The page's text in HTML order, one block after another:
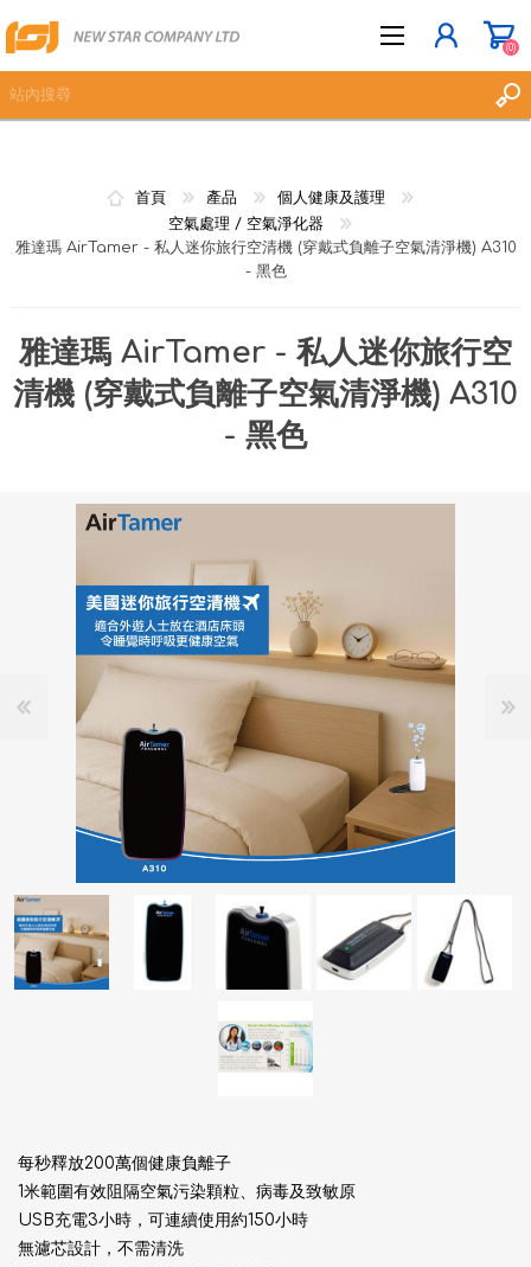
願望清單
(0)
首頁 產品
個人健康及護理
空氣處理 / 空氣淨化器
雅達瑪 AirTamer - 私人迷你旅行空清機 (穿戴式負離子空氣清淨機) A310
- 黑色
雅達瑪 AirTamer - 私人迷你旅行空
清機 (穿戴式負離子空氣清淨機) A310
- 黑色
每秒釋放200萬個健康負離子
1米範圍有效阻隔空氣污染顆粒、病毒及致敏原
USB充電3小時，可連續使用約150小時
無濾芯設計，不需清洗